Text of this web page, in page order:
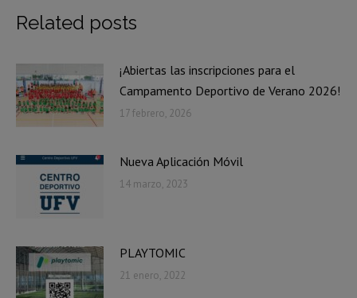
Related posts
¡Abiertas las inscripciones para el
Campamento Deportivo de Verano 2026!
17 febrero, 2026
Nueva Aplicación Móvil
14 marzo, 2023
PLAYTOMIC
21 enero, 2022